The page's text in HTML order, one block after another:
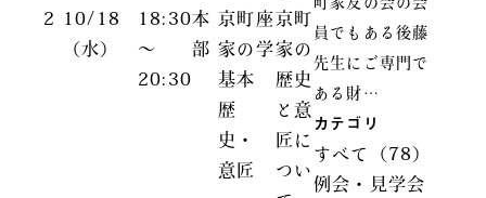
2
10/18
（水）
18:30
～
20:30
本
部
京町
家の
基本
歴
史・
意匠
座
学
京町
家の
歴史
と意
匠に
つい
員でもある後藤
先生にご専門で
ある財…
カテゴリ
すべて（78）
例会・見学会